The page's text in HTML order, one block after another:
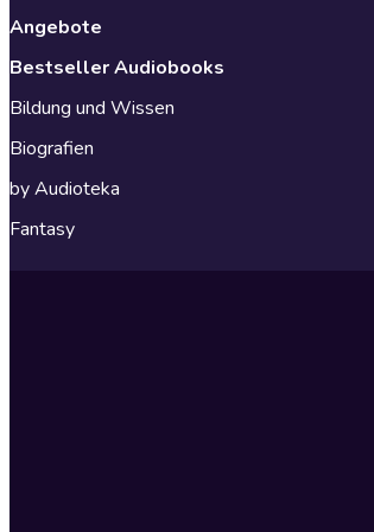
Angebote
Bestseller Audiobooks
Bildung und Wissen
Biografien
by Audioteka
Fantasy